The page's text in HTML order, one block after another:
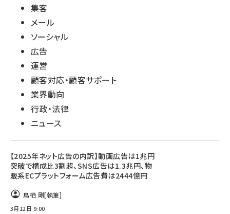
集客
メール
ソーシャル
広告
運営
顧客対応・顧客サポート
業界動向
行政・法律
ニュース
【2025年ネット広告の内訳】動画広告は1兆円
突破で構成比3割超、SNS広告は1.3兆円、物
販系ECプラットフォーム広告費は2444億円
鳥栖 剛[執筆]
3月12日 9:00